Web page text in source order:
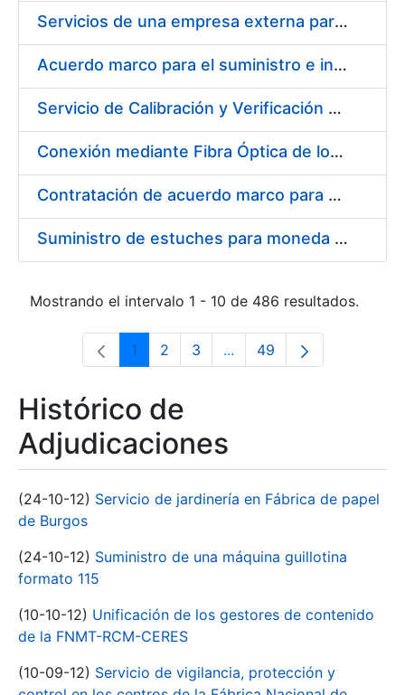
Servicios de una empresa externa para el asesoramiento y resolución de los recursos de alzada que se presentan relacionados con procesos de selección para la FNMT-RCM
Acuerdo marco para el suministro e instalación de persianas, estores y otros complementos
Servicio de Calibración y Verificación Externa de los Equipos de Medición del Servicio de Prevención de la FNMT-RCM
Conexión mediante Fibra Óptica de los Centros de Proceso de Datos (CPDs) de las sedes de la FNMT-RCM de Burgos y Madrid
Contratación de acuerdo marco para el Suministro de Material de Electricidad para la Fábrica Nacional de Moneda y Timbre-Real Casa de la Moneda en su centro de trabajo de Burgos
Suministro de estuches para moneda de 30 €
Mostrando el intervalo 1 - 10 de 486 resultados.
Página
1 Página
2 Página
3 ...Páginas intermedias Use
Página
49
Histórico de
Adjudicaciones
(24-10-12) Servicio de jardinería en Fábrica de papel
de Burgos
(24-10-12) Suministro de una máquina guillotina
formato 115
(10-10-12) Unificación de los gestores de contenido
de la FNMT-RCM-CERES
(10-09-12) Servicio de vigilancia, protección y